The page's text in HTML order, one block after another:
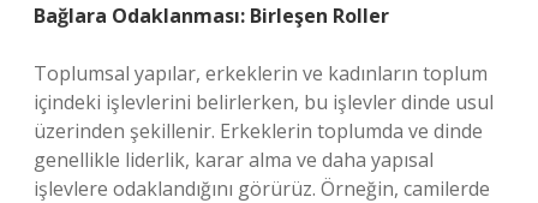
Bağlara Odaklanması: Birleşen Roller
Toplumsal yapılar, erkeklerin ve kadınların toplum
içindeki işlevlerini belirlerken, bu işlevler dinde usul
üzerinden şekillenir. Erkeklerin toplumda ve dinde
genellikle liderlik, karar alma ve daha yapısal
işlevlere odaklandığını görürüz. Örneğin, camilerde